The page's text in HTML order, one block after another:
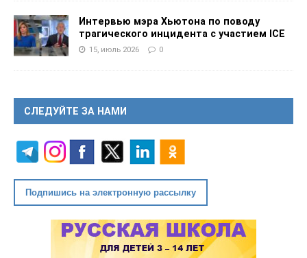
Интервью мэра Хьютона по поводу
трагического инцидента с участием ICE
15, июль 2026 0
СЛЕДУЙТЕ ЗА НАМИ
Подпишись на электронную рассылку